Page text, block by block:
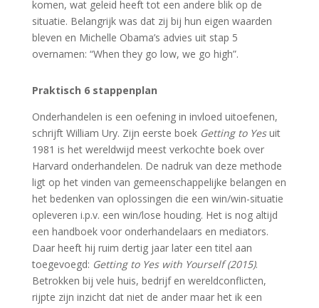
komen, wat geleid heeft tot een andere blik op de
situatie. Belangrijk was dat zij bij hun eigen waarden
bleven en Michelle Obama’s advies uit stap 5
overnamen: “When they go low, we go high”.
Praktisch 6 stappenplan
Onderhandelen is een oefening in invloed uitoefenen,
schrijft William Ury. Zijn eerste boek Getting to Yesuit
1981 is het wereldwijd meest verkochte boek over
Harvard onderhandelen. De nadruk van deze methode
ligt op het vinden van gemeenschappelijke belangen en
het bedenken van oplossingen die een win/win-situatie
opleveren i.p.v. een win/lose houding. Het is nog altijd
een handboek voor onderhandelaars en mediators.
Daar heeft hij ruim dertig jaar later een titel aan
toegevoegd: Getting to Yes with Yourself (2015).
Betrokken bij vele huis, bedrijf en wereldconflicten,
rijpte zijn inzicht dat niet de ander maar het ik een